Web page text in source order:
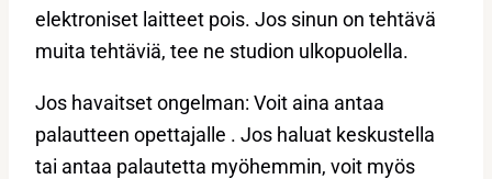
elektroniset laitteet pois. Jos sinun on tehtävä
muita tehtäviä, tee ne studion ulkopuolella.
Jos havaitset ongelman: Voit aina antaa
palautteen opettajalle . Jos haluat keskustella
tai antaa palautetta myöhemmin, voit myös